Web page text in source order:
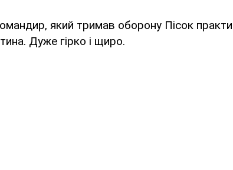
який тримав оборону Пісок
Дуже гірко і щиро.